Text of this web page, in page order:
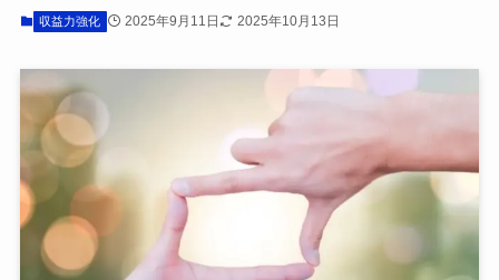
収益力強化 2025年9月11日 2025年10月13日